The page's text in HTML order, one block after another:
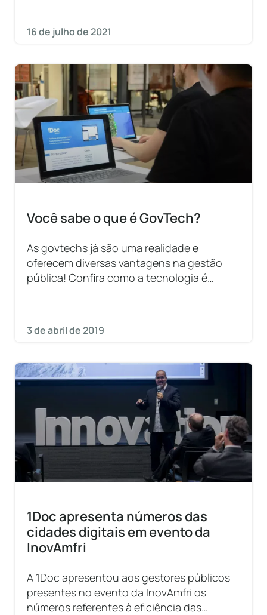
16 de julho de 2021
Você sabe o que é GovTech?
As govtechs já são uma realidade e
oferecem diversas vantagens na gestão
pública! Confira como a tecnologia é
3 de abril de 2019
1Doc apresenta números das
cidades digitais em evento da
InovAmfri
A 1Doc apresentou aos gestores públicos
presentes no evento da InovAmfri os
números referentes à eficiência das